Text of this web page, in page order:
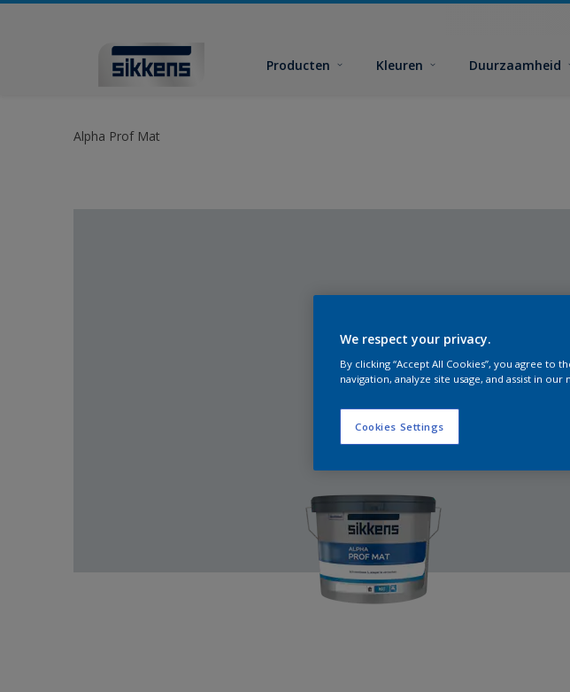
Producten Kleuren Duurzaamheid
Alpha Prof Mat
We respect your privacy.
By clicking “Accept All Cookies”, you agree to
navigation, analyze site usage, and assist in
Cookies Settings